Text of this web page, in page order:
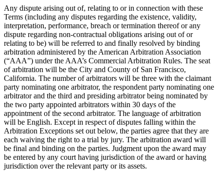
Any dispute arising out of, relating to or in connection with these
Terms (including any disputes regarding the existence, validity,
interpretation, performance, breach or termination thereof or any
dispute regarding non-contractual obligations arising out of or
relating to be) will be referred to and finally resolved by binding
arbitration administered by the American Arbitration Association
(“AAA”) under the AAA’s Commercial Arbitration Rules. The seat
of arbitration will be the City and County of San Francisco,
California. The number of arbitrators will be three with the claimant
party nominating one arbitrator, the respondent party nominating one
arbitrator and the third and presiding arbitrator being nominated by
the two party appointed arbitrators within 30 days of the
appointment of the second arbitrator. The language of arbitration
will be English. Except in respect of disputes falling within the
Arbitration Exceptions set out below, the parties agree that they are
each waiving the right to a trial by jury. The arbitration award will
be final and binding on the parties. Judgment upon the award may
be entered by any court having jurisdiction of the award or having
jurisdiction over the relevant party or its assets.